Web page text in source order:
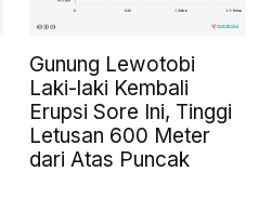
Gunung Lewotobi
Laki-laki Kembali
Erupsi Sore Ini, Tinggi
Letusan 600 Meter
dari Atas Puncak